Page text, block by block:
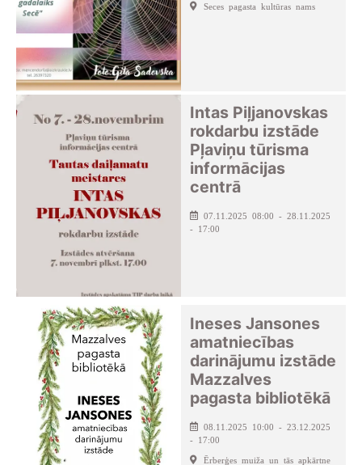
Seces pagasta kultūras nams
Intas Piļjanovskas
rokdarbu izstāde
Pļaviņu tūrisma
informācijas
centrā
07.11.2025 08:00 - 28.11.2025
- 17:00
Ineses Jansones
amatniecības
darinājumu izstāde
Mazzalves
pagasta bibliotēkā
08.11.2025 10:00 - 23.12.2025
- 17:00
Ērberģes muiža un tās apkārtne